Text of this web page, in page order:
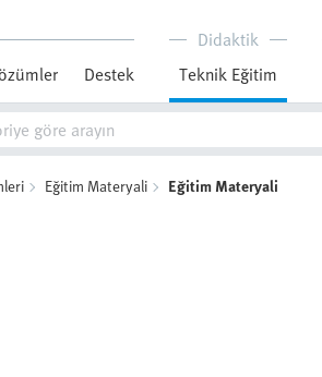
Destek
Didaktik
Teknik Eğitim
Eğitim Materyali Eğitim Materyali